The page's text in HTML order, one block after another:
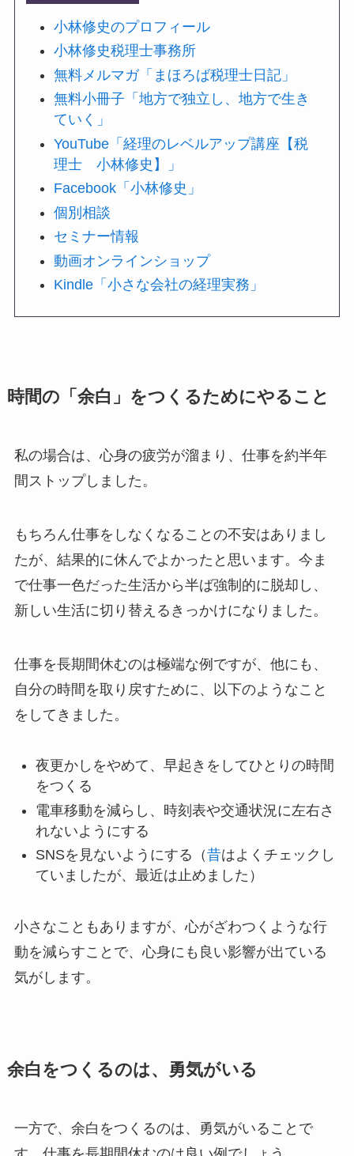
小林修史のプロフィール
小林修史税理士事務所
無料メルマガ「まほろば税理士日記」
無料小冊子「地方で独立し、地方で生き
ていく」
YouTube「経理のレベルアップ講座【税
理士 小林修史】」
Facebook「小林修史」
個別相談
セミナー情報
動画オンラインショップ
Kindle「小さな会社の経理実務」
時間の「余白」をつくるためにやること
私の場合は、心身の疲労が溜まり、仕事を約半年
間ストップしました。
もちろん仕事をしなくなることの不安はありまし
たが、結果的に休んでよかったと思います。今ま
で仕事一色だった生活から半ば強制的に脱却し、
新しい生活に切り替えるきっかけになりました。
仕事を長期間休むのは極端な例ですが、他にも、
自分の時間を取り戻すために、以下のようなこと
をしてきました。
夜更かしをやめて、早起きをしてひとりの時間
をつくる
電車移動を減らし、時刻表や交通状況に左右さ
れないようにする
SNSを見ないようにする（昔はよくチェックし
ていましたが、最近は止めました）
小さなこともありますが、心がざわつくような行
動を減らすことで、心身にも良い影響が出ている
気がします。
余白をつくるのは、勇気がいる
一方で、余白をつくるのは、勇気がいることで